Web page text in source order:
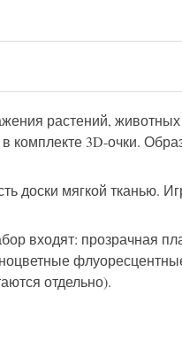
растений,
комплекте 3D-очки.
доски мягкой тканью.
входят: прозрачная
отдельно).